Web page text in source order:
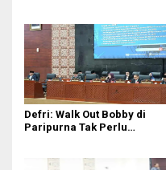
Defri: Walk Out Bobby di
Paripurna Tak Perlu